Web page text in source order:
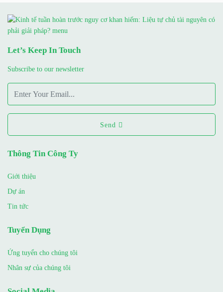
Let’s Keep In Touch
Subscribe to our newsletter
Send
Thông Tin Công Ty
Giới thiệu
Dự án
Tin tức
Tuyển Dụng
Ứng tuyển cho chúng tôi
Nhân sự của chúng tôi